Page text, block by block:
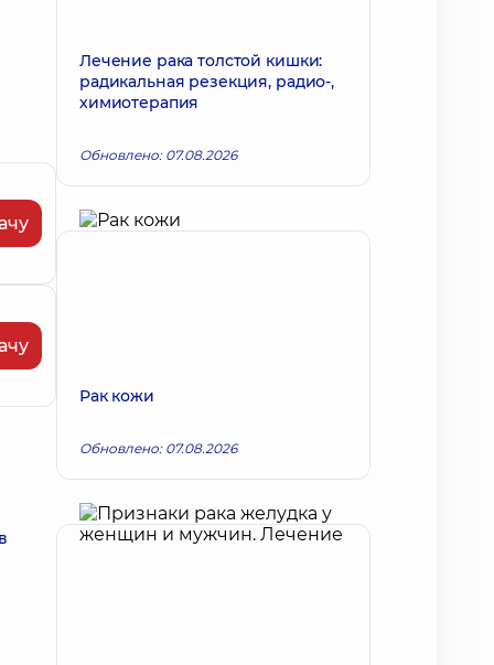
Лечение рака толстой кишки:
радикальная резекция, радио-,
химиотерапия
Обновлено: 07.08.2026
Рак кожи
Обновлено: 07.08.2026